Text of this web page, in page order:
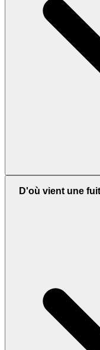
D'où vient une